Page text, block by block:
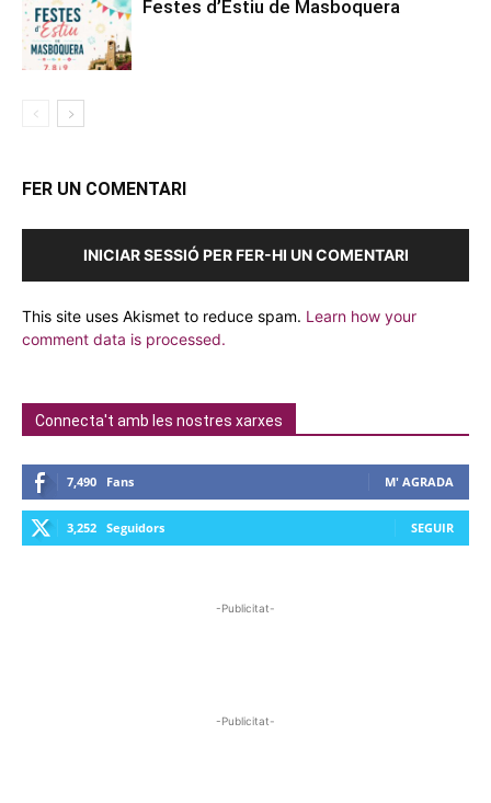
Festes d’Estiu de Masboquera
FER UN COMENTARI
INICIAR SESSIÓ PER FER-HI UN COMENTARI
This site uses Akismet to reduce spam. Learn how your
comment data is processed.
Connecta't amb les nostres xarxes
7,490 Fans M' AGRADA
3,252 Seguidors SEGUIR
-Publicitat-
-Publicitat-